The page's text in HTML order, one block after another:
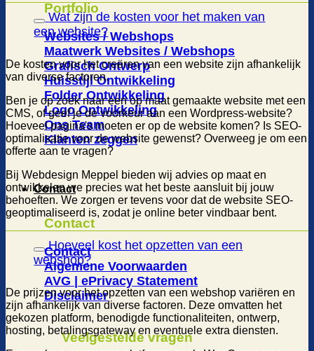
Portfolio
Websites / Webshops
Maatwerk Websites / Webshops
Grafisch Ontwerp
Huisstijl Ontwikkeling
Folder Ontwikkeling
Logo Ontwikkeling
Ons Team
Klanten zeggen
Contact
Contact
Contact
Algemene Voorwaarden
AVG | ePrivacy Statement
Disclaimer
Veelgestelde vragen
Wat zijn de kosten voor het maken van
een website?
De kosten voor het creëren van een website zijn afhankelijk
van diverse factoren.
Ben je op zoek naar een op maat gemaakte website met een
CMS, of geef je de voorkeur aan een Wordpress-website?
Hoeveel pagina's moeten er op de website komen? Is SEO-
optimalisatie voor de website gewenst? Overweeg je om een
offerte aan te vragen?
Bij Webdesign Meppel bieden wij advies op maat en
ontwikkelen we precies wat het beste aansluit bij jouw
behoeften. We zorgen er tevens voor dat de website SEO-
geoptimaliseerd is, zodat je online beter vindbaar bent.
Hoeveel kost het opzetten van een
webshop?
De prijzen voor het opzetten van een webshop variëren en
zijn afhankelijk van diverse factoren. Deze omvatten het
gekozen platform, benodigde functionaliteiten, ontwerp,
hosting, betalingsgateway en eventuele extra diensten.